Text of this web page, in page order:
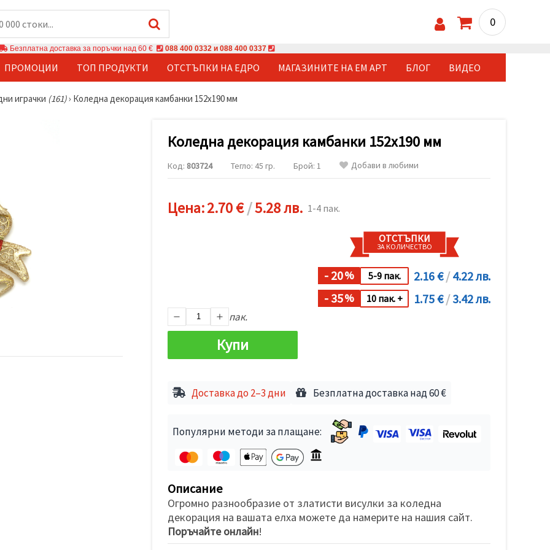
0
Безплатна доставка за поръчки над 60 € 088 400 0332 и 088 400 0337
ПРОМОЦИИ ТОП ПРОДУКТИ ОТСТЪПКИ НА ЕДРО МАГАЗИНИТЕ НА ЕМ АРТ БЛОГ ВИДЕО
играчки (161)› Коледна декорация камбанки 152x190 мм
Коледна декорация камбанки 152x190 мм
Код: 803724 Тегло: 45 гр. Брой: 1 Добави в любими
Цена:2.70 €/5.28 лв. 1-4 пак.
ОТСТЪПКИ
ЗА КОЛИЧЕСТВО
- 20% 5-9 пак. 2.16 €/4.22 лв.
- 35% 10 пак. + 1.75 €/3.42 лв.
пак.
Купи
Доставка до 2–3 дни Безплатна доставка над 60 €
Популярни методи за плащане:
Описание
Огромно разнообразие от златисти висулки за коледна
декорация на вашата елха можете да намерите на нашия сайт.
Поръчайте онлайн!